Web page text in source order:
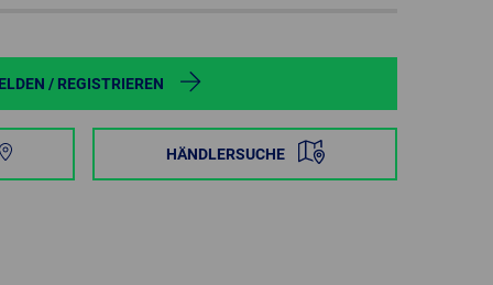
SWEDEN
SWITZERLAND
/ REGISTRIEREN
HÄNDLERSUCHE